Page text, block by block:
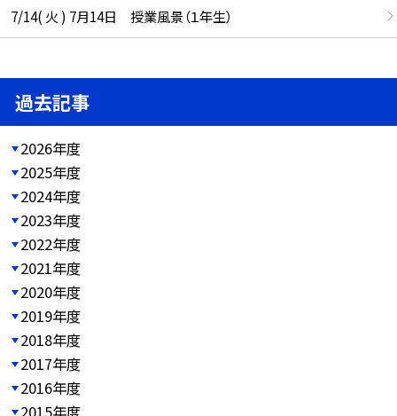
7/14( 火 ) 7月14日 授業風景（１年生）
過去記事
2026年度
2025年度
2024年度
2023年度
2022年度
2021年度
2020年度
2019年度
2018年度
2017年度
2016年度
2015年度